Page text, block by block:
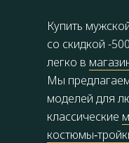
Купить
со скидкой -
легко в
Мы
моделей для
классические